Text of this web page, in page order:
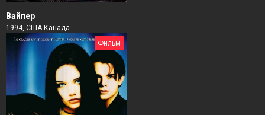
Вайпер
1994, США Канада
Фильм